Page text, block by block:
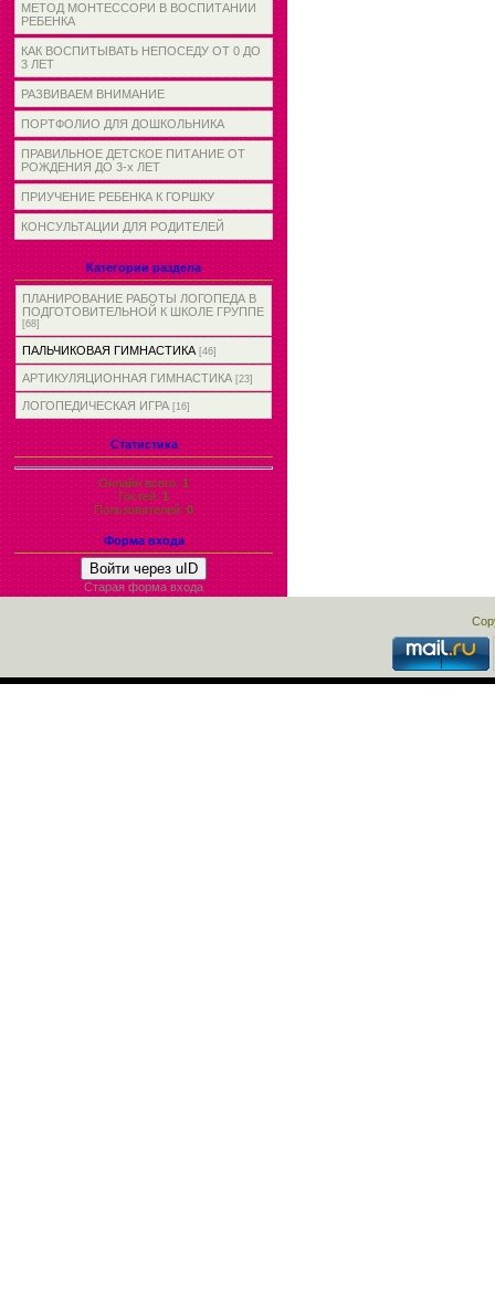
МЕТОД МОНТЕССОРИ В ВОСПИТАНИИ
РЕБЕНКА
КАК ВОСПИТЫВАТЬ НЕПОСЕДУ ОТ 0 ДО
3 ЛЕТ
РАЗВИВАЕМ ВНИМАНИЕ
ПОРТФОЛИО ДЛЯ ДОШКОЛЬНИКА
ПРАВИЛЬНОЕ ДЕТСКОЕ ПИТАНИЕ ОТ
РОЖДЕНИЯ ДО 3-х ЛЕТ
ПРИУЧЕНИЕ РЕБЕНКА К ГОРШКУ
КОНСУЛЬТАЦИИ ДЛЯ РОДИТЕЛЕЙ
Категории раздела
ПЛАНИРОВАНИЕ РАБОТЫ ЛОГОПЕДА В
ПОДГОТОВИТЕЛЬНОЙ К ШКОЛЕ ГРУППЕ
[68]
ПАЛЬЧИКОВАЯ ГИМНАСТИКА [46]
АРТИКУЛЯЦИОННАЯ ГИМНАСТИКА [23]
ЛОГОПЕДИЧЕСКАЯ ИГРА [16]
Статистика
Онлайн всего:1
Гостей:1
Пользователей:0
Форма входа
Войти через uID
Старая форма входа